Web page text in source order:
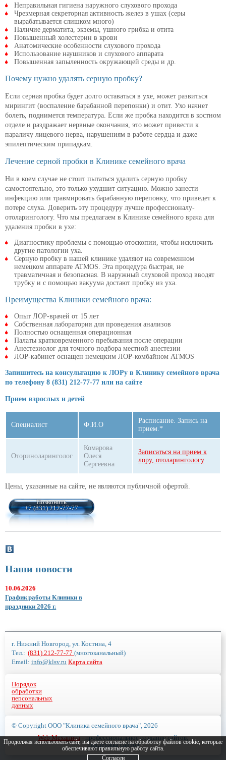
Неправильная гигиена наружного слухового прохода
Чрезмерная секреторная активность желез в ушах (серы
вырабатывается слишком много)
Наличие дерматита, экземы, ушного грибка и отита
Повышенный холестерин в крови
Анатомические особенности слухового прохода
Использование наушников и слухового аппарата
Повышенная запыленность окружающей среды и др.
Почему нужно удалять серную пробку?
Если серная пробка будет долго оставаться в ухе, может развиться
мирингит (воспаление барабанной перепонки) и отит. Ухо начнет
болеть, поднимется температура. Если же пробка находится в костном
отделе и раздражает нервные окончания, это может привести к
параличу лицевого нерва, нарушениям в работе сердца и даже
эпилептическим припадкам.
Лечение серной пробки в Клинике семейного врача
Ни в коем случае не стоит пытаться удалить серную пробку
самостоятельно, это только ухудшит ситуацию. Можно занести
инфекцию или травмировать барабанную перепонку, что приведет к
потере слуха. Доверить эту процедуру лучше профессионалу-
отоларингологу. Что мы предлагаем в Клинике семейного врача для
удаления пробки в ухе:
Диагностику проблемы с помощью отоскопии, чтобы исключить
другие патологии уха.
Серную пробку в нашей клинике удаляют на современном
немецком аппарате ATMOS. Эта процедура быстрая, не
травматичная и безопасная. В наружный слуховой проход вводят
трубку и с помощью вакуума достают пробку из уха.
Преимущества Клиники семейного врача:
Опыт ЛОР-врачей от 15 лет
Собственная лаборатория для проведения анализов
Полностью оснащенная операционная
Палаты кратковременного пребывания после операции
Анестезиолог для точного подбора местной анестезии
ЛОР-кабинет оснащен немецким ЛОР-комбайном ATMOS
Запишитесь на консультацию к ЛОРу в Клинику семейного врача
по телефону 8 (831) 212-77-77 или на сайте
Прием взрослых и детей
Специалист Ф.И.О
Расписание. Запись на
прием.*
Оториноларинголог
Комарова
Олеся
Сергеевна
Записаться на прием к
лору, отоларингологу
Цены, указанные на сайте, не являются публичной офертой.
Позвонить
+7 (831) 212-77-77
Наши новости
10.06.2026
График работы Клиники в
праздники 2026 г.
г. Нижний Новгород, ул. Костина, 4
Тел.: (831) 212-77-77 (многоканальный)
Email: info@klsv.ru Карта сайта
Порядок
обработки
персональных
данных
© Copyright ООО "Клиника семейного врача", 2026
Web Механика- профессиональное создание сайтов,
поддержка сайтов
Продолжая использовать сайт, вы даете согласие на обработку файлов cookie, которые
обеспечивают правильную работу сайта.
Согласен